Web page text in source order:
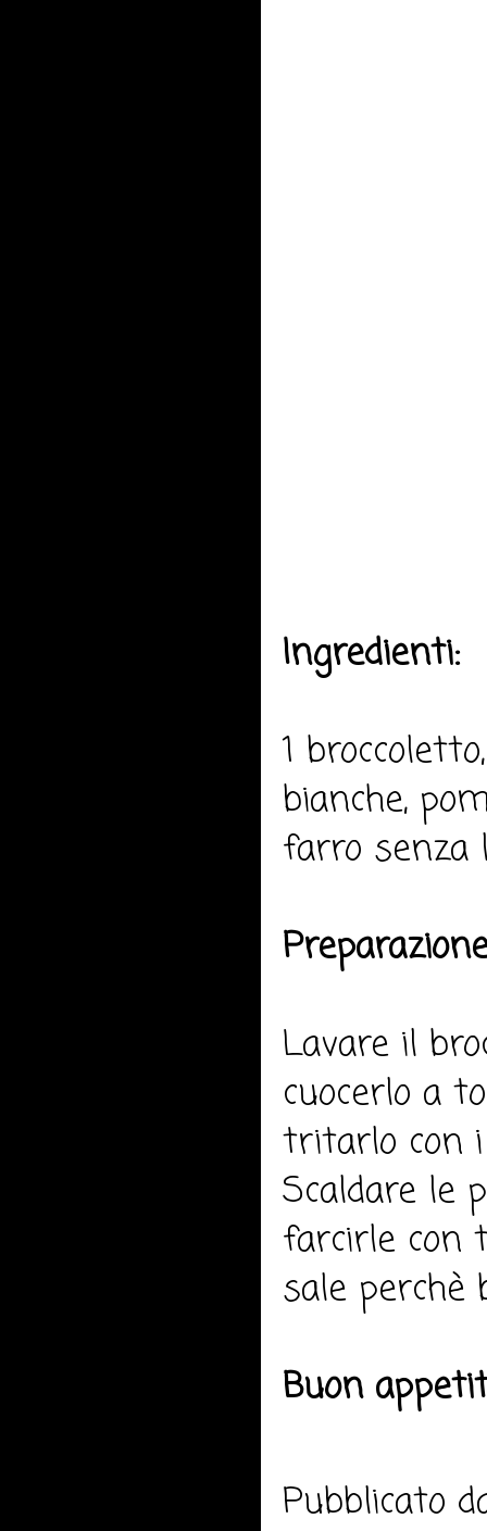
Ingredienti:
1
bianche,
farro
Lavare il
cuocerlo a
tritarlo con
Scaldare le
farcirle con
sale perchè
Buon
Pubblicato